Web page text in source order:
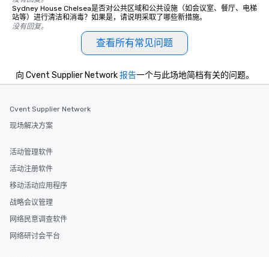
Sydney House Chelsea是否对公共区域和公共设施（如会议室、餐厅、电梯
站等）进行清洁和消毒？如果是，请说明采取了哪些新措施。
没有回复。
查看所有常见问题
向 Cvent Supplier Network报告一个与此场地简档有关的问题。
Cvent Supplier Network
现场解决方案
活动管理软件
活动注册软件
移动活动应用程序
战略会议管理
网络民意调查软件
网络研讨会平台